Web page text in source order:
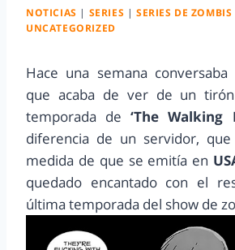
NOTICIAS | SERIES | SERIES DE ZOMBIS
UNCATEGORIZED
Hace una semana
que acaba de ver de un
temporada de‘The Walking
diferencia de un servidor,
medida de que se emitía en
quedado encantado con el
última temporada del show de